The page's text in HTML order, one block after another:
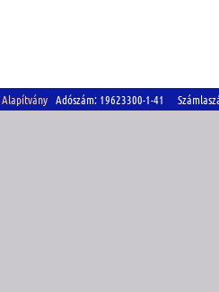
Alapítvány Adószám: 19623300-1-41